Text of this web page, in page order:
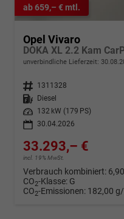
ab 659,– € mtl.
Opel Vivaro
DOKA XL 2.2 Kam
unverbindliche Lieferzeit:
Fahrzeugnr. 1311328
Kraftstoff
Diesel
Leistung
132 kW (179 PS)
30.04.2026
33.293,– €
incl. 19% MwSt.
Verbrauch kombiniert:
CO2-Klasse: G
CO2-Emissionen: 182,00